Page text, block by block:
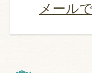
メール